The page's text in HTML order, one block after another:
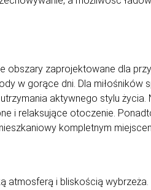
obszary zaprojektowane dla
w gorące dni. Dla
aktywnego stylu życia.
i relaksujące otoczenie.
kompletnym
atmosferą i bliskością